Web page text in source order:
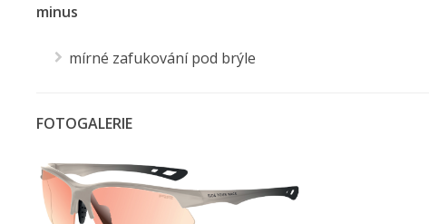
minus
mírné zafukování pod brýle
FOTOGALERIE